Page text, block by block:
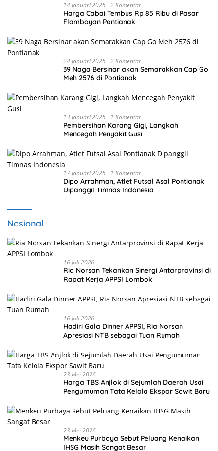
14 Januari 2025 2 Komentar
Harga Cabai Tembus Rp 85 Ribu di Pasar
Flamboyan Pontianak
24 Januari 2025 2 Komentar
39 Naga Bersinar akan Semarakkan Cap Go
Meh 2576 di Pontianak
13 Januari 2025 1 Komentar
Pembersihan Karang Gigi, Langkah
Mencegah Penyakit Gusi
17 Januari 2025 1 Komentar
Dipo Arrahman, Atlet Futsal Asal Pontianak
Dipanggil Timnas Indonesia
Nasional
16 Juli 2026
Ria Norsan Tekankan Sinergi Antarprovinsi di
Rapat Kerja APPSI Lombok
16 Juli 2026
Hadiri Gala Dinner APPSI, Ria Norsan
Apresiasi NTB sebagai Tuan Rumah
23 Mei 2026
Harga TBS Anjlok di Sejumlah Daerah Usai
Pengumuman Tata Kelola Ekspor Sawit Baru
23 Mei 2026
Menkeu Purbaya Sebut Peluang Kenaikan
IHSG Masih Sangat Besar